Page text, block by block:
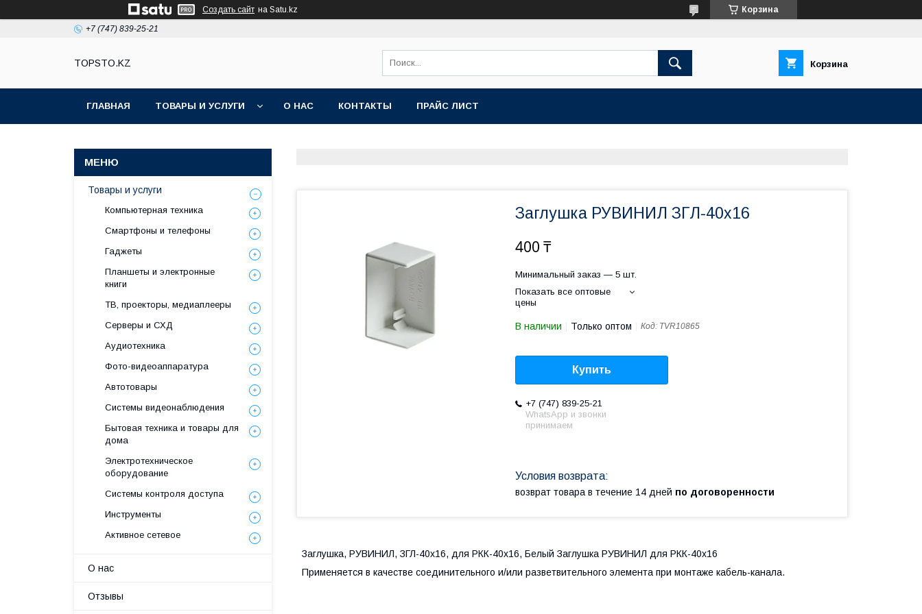
Создать сайт на Satu.kz Корзина
+7 (747) 839-25-21
TOPSTO.KZ Корзина
ГЛАВНАЯ ТОВАРЫ И УСЛУГИ О НАС КОНТАКТЫ ПРАЙС ЛИСТ
Заглушка РУВИНИЛ ЗГЛ-40х16
400 ₸
Минимальный заказ — 5 шт.
Показать все оптовые
цены
В наличии Только оптом Код: TVR10865
Купить
+7 (747) 839-25-21
WhatsApp и звонки
принимаем
возврат товара в течение 14 дней по договоренности
Заглушка, РУВИНИЛ, ЗГЛ-40х16, для РКК-40х16, Белый Заглушка РУВИНИЛ для РКК-40х16
Применяется в качестве соединительного и/или разветвительного элемента при монтаже кабель-канала.
Товары и услуги
Компьютерная техника
Смартфоны и телефоны
Гаджеты
Планшеты и электронные
книги
ТВ, проекторы, медиаплееры
Серверы и СХД
Аудиотехника
Фото-видеоаппаратура
Автотовары
Системы видеонаблюдения
Бытовая техника и товары для
дома
Электротехническое
оборудование
Системы контроля доступа
Инструменты
Активное сетевое
О нас
Отзывы